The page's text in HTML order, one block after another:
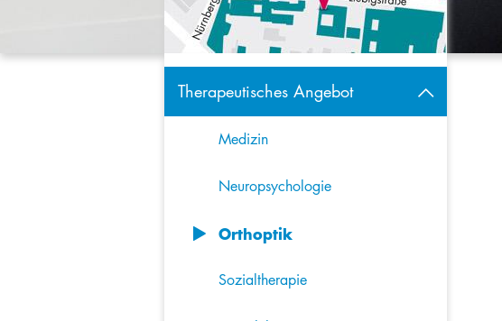
Therapeutisches Angebot
Medizin
Neuropsychologie
8 Orthoptik
Sozialtherapie